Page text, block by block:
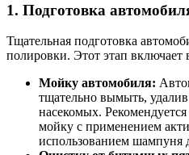
1. Подготовка
Тщательная подготовка
полировки. Этот этап включает
Мойку автомобиля:
тщательно вымыть,
насекомых.
мойку с применением
использованием шампуня